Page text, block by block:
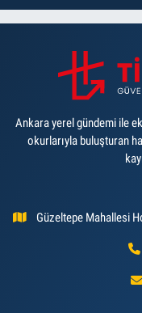
Ankara yerel gündemi ile
okurlarıyla buluşturan
Güzeltepe Mahallesi